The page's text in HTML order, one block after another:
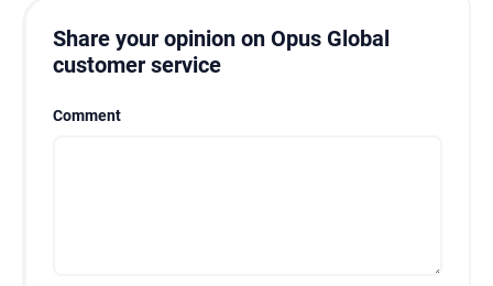
Share your opinion on Opus Global
customer service
Comment